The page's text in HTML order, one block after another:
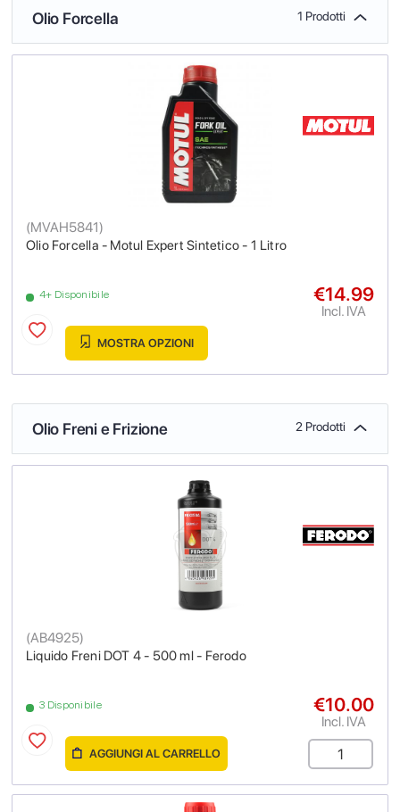
Olio Forcella 1 Prodotti
Olio Forcella - Motul Expert Sintetico - 1 Litro
(MVAH5841)
4+ Disponibile €14.99
Incl. IVA
MOSTRA OPZIONI
Olio Freni e Frizione 2 Prodotti
Liquido Freni DOT 4 - 500 ml - Ferodo
(AB4925)
3 Disponibile €10.00
Incl. IVA
AGGIUNGI AL CARRELLO